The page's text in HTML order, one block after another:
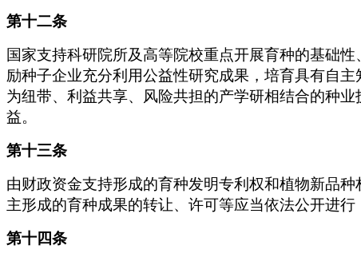
第十二条
国家支持科研院所及高等院校重点开展育种的基础
励种子企业充分利用公益性研究成果，培育具有自
为纽带、利益共享、风险共担的产学研相结合的种
益。
第十三条
由财政资金支持形成的育种发明专利权和植物新品
主形成的育种成果的转让、许可等应当依法公开进行
第十四条